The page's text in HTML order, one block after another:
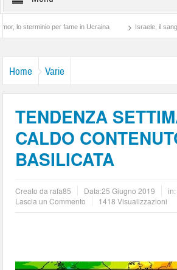
per fame in Ucraina Israele, il sangue degli
Home Varie
TENDENZA
CALDO
BASILICATA
Creato da rafa85 Data:25 Giugno 2019
Lascia un Commento
1418 Visualizzazioni